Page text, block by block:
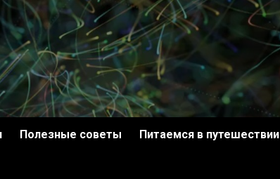
Полезные советы Питаемся в путешествии